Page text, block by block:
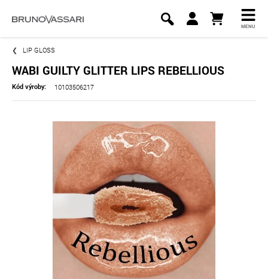
MENU
LIP GLOSS
WABI GUILTY GLITTER LIPS REBELLIOUS
Kód výroby: 10103506217